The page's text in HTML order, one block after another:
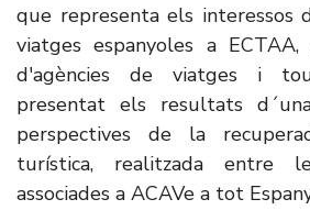
que representa els interessos
viatges espanyoles a
d'agències de viatges i
presentat els resultats
perspectives de la
turística, realitzada entre
associades a ACAVe a tot